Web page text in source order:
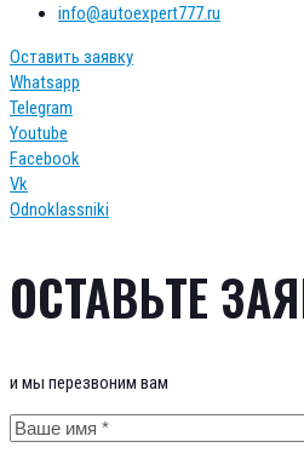
info@autoexpert777.ru
Оставить заявку
Whatsapp
Telegram
Youtube
Facebook
Vk
Odnoklassniki
ОСТАВЬТЕ
и мы перезвоним вам